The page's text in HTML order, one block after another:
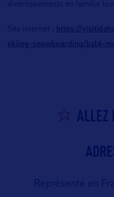
divertissements en famille
Site internet : https://
skiing-snowboarding/bald-
ALLEZ
Représenté en